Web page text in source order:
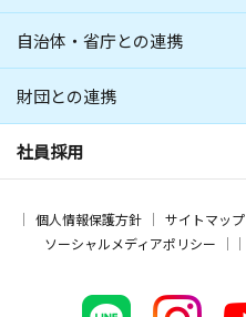
自治体・省庁との連携
財団との連携
社員採用
個人情報保護方針 サイトマップ
ソーシャルメディアポリシー